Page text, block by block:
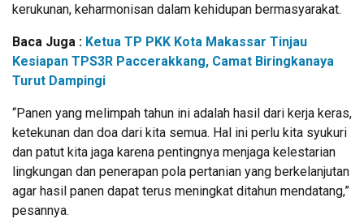
kerukunan, keharmonisan dalam kehidupan bermasyarakat.
Baca Juga : Ketua TP PKK Kota Makassar Tinjau
Kesiapan TPS3R Paccerakkang, Camat Biringkanaya
Turut Dampingi
“Panen yang melimpah tahun ini adalah hasil dari kerja keras,
ketekunan dan doa dari kita semua. Hal ini perlu kita syukuri
dan patut kita jaga karena pentingnya menjaga kelestarian
lingkungan dan penerapan pola pertanian yang berkelanjutan
agar hasil panen dapat terus meningkat ditahun mendatang,”
pesannya.